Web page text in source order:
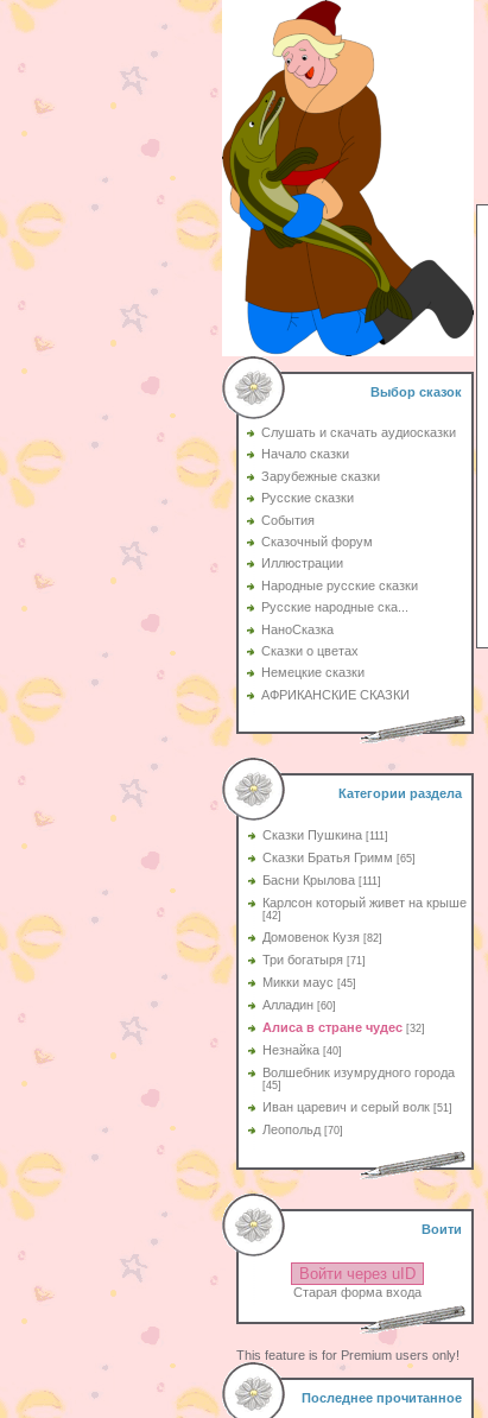
Выбор сказок
Слушать и скачать аудиосказки
Начало сказки
Зарубежные сказки
Русские сказки
События
Сказочный форум
Иллюстрации
Народные русские сказки
Русские народные ска...
НаноСказка
Сказки о цветах
Немецкие сказки
АФРИКАНСКИЕ СКАЗКИ
Категории раздела
Сказки Пушкина [111]
Сказки Братья Гримм [65]
Басни Крылова [111]
Карлсон который живет на крыше
[42]
Домовенок Кузя [82]
Три богатыря [71]
Микки маус [45]
Алладин [60]
Aлиса в стране чудес [32]
Незнайка [40]
Волшебник изумрудного города
[45]
Иван царевич и серый волк [51]
Леопольд [70]
Воити
Войти через uID
Старая форма входа
This feature is for Premium users only!
Последнее прочитанное